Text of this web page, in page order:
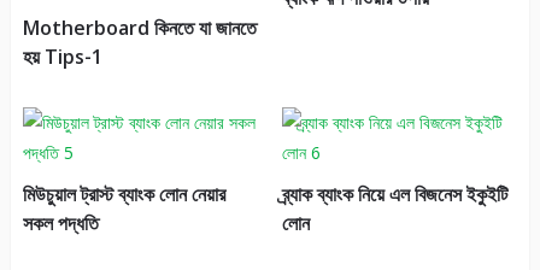
Motherboard কিনতে যা জানতে
হয় Tips-1
মিউচুয়াল ট্রাস্ট ব্যাংক লোন নেয়ার
সকল পদ্ধতি
ব্র্যাক ব্যাংক নিয়ে এল বিজনেস ইকুইটি
লোন